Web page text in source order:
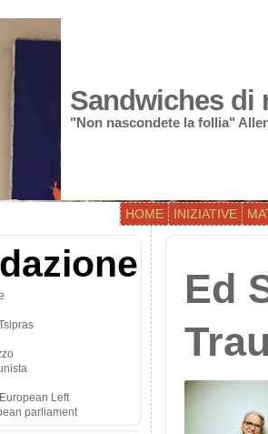
Sandwiches di
"Non nascondete la follia"
HOME INIZIATIVE
Left
parliament
Ed